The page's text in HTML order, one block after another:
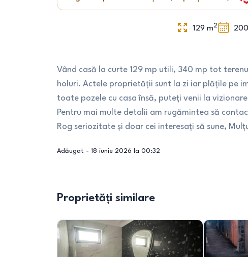
129 m2
Vând casă la curte 129 mp utili, 340 mp tot
holuri. Actele proprietății sunt la zi iar plățile pe
toate pozele cu casa însă, puteți venii la
Pentru mai multe detalii am rugămintea să
Rog seriozitate și doar cei interesați să sune,
Adăugat - 18 iunie 2026 la 00:32
Proprietăți similare